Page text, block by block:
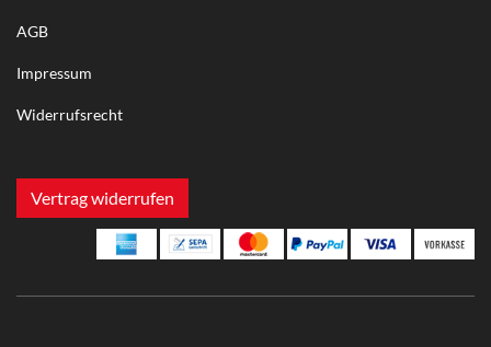
AGB
Impressum
Widerrufsrecht
Vertrag widerrufen